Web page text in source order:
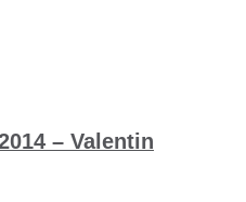
– Valentin